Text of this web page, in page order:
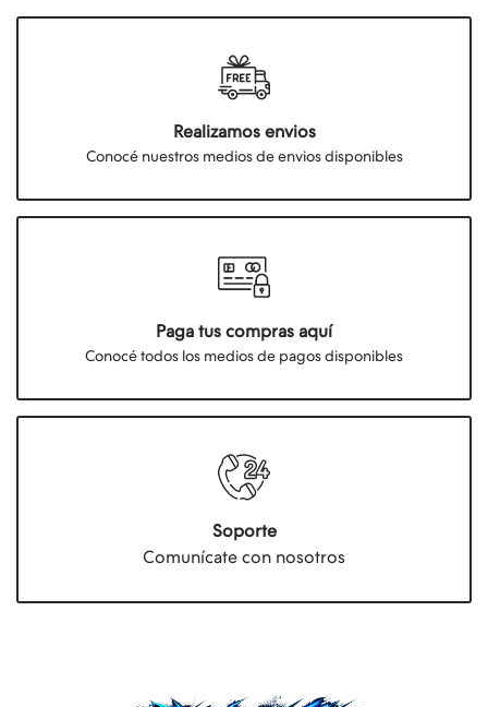
Realizamos envios
Conocé nuestros medios de envios disponibles
Paga tus compras aquí
Conocé todos los medios de pagos disponibles
Soporte
Comunícate con nosotros